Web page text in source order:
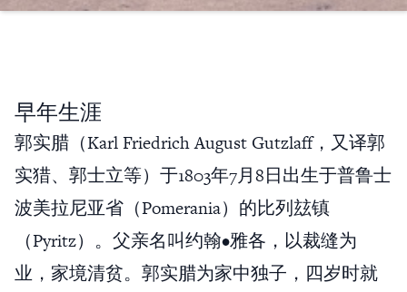
早年生涯
郭实腊（Karl Friedrich August Gutzlaff，又译郭
实猎、郭士立等）于1803年7月8日出生于普鲁士
波美拉尼亚省（Pomerania）的比列玆镇
（Pyritz）。父亲名叫约翰•雅各，以裁缝为
业，家境清贫。郭实腊为家中独子，四岁时就